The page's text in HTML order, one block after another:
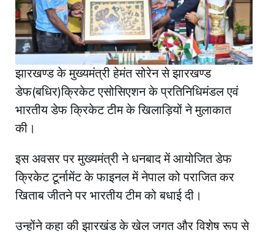
झारखण्ड के मुख्यमंत्री हेमंत सोरेन से झारखण्ड
डेफ(बधिर)क्रिकेट एसोसिएशन के प्रतिनिधिमंडल एवं
भारतीय डेफ क्रिकेट टीम के खिलाड़ियों ने मुलाकात
की।
इस अवसर पर मुख्यमंत्री ने धनबाद में आयोजित डेफ
क्रिकेट टूर्नामेंट के फाइनल में नेपाल को पराजित कर
खिताब जीतने पर भारतीय टीम को बधाई दी।
उन्होंने कहा की झारखंड के खेल जगत और विशेष रूप से